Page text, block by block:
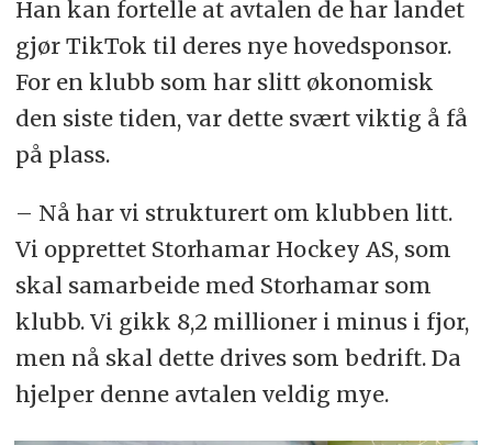
Han kan fortelle at avtalen de har landet
gjør TikTok til deres nye hovedsponsor.
For en klubb som har slitt økonomisk
den siste tiden, var dette svært viktig å få
på plass.
– Nå har vi strukturert om klubben litt.
Vi opprettet Storhamar Hockey AS, som
skal samarbeide med Storhamar som
klubb. Vi gikk 8,2 millioner i minus i fjor,
men nå skal dette drives som bedrift. Da
hjelper denne avtalen veldig mye.